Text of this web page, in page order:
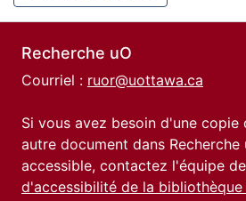
Recherche uO
Courriel : ruor@uottawa.ca
Si vous avez besoin d'une copie
autre document dans Recherche
accessible, contactez l'équipe
d'accessibilité de la bibliothèque